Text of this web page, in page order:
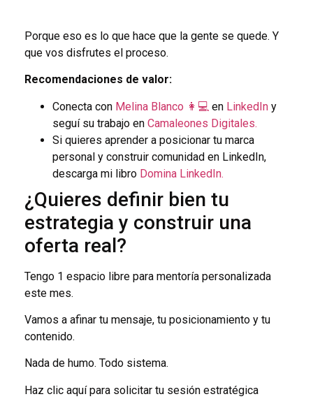
Porque eso es lo que hace que la gente se quede. Y
que vos disfrutes el proceso.
Recomendaciones de valor:
Conecta con Melina Blanco 👩💻 en LinkedIn y
seguí su trabajo en Camaleones Digitales.
Si quieres aprender a posicionar tu marca
personal y construir comunidad en LinkedIn,
descarga mi libro Domina LinkedIn.
¿Quieres definir bien tu
estrategia y construir una
oferta real?
Tengo 1 espacio libre para mentoría personalizada
este mes.
Vamos a afinar tu mensaje, tu posicionamiento y tu
contenido.
Nada de humo. Todo sistema.
Haz clic aquí para solicitar tu sesión estratégica